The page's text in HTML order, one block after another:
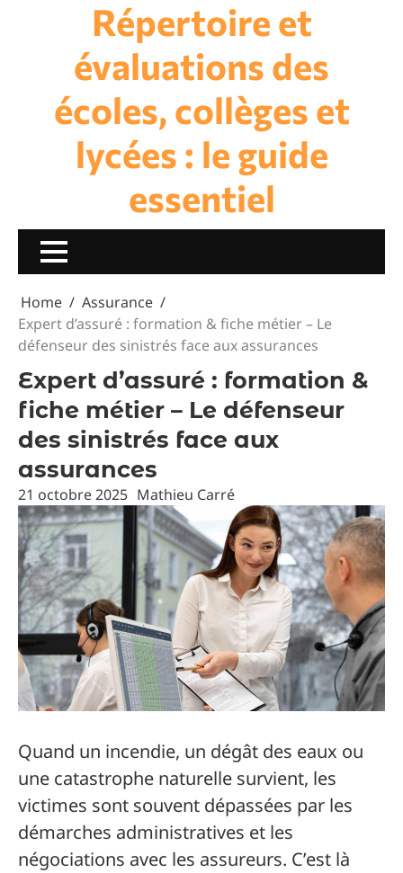
Répertoire et
évaluations des
écoles, collèges et
lycées : le guide
essentiel
Home
Assurance
Expert d’assuré : formation & fiche métier – Le
défenseur des sinistrés face aux assurances
Expert d’assuré : formation &
fiche métier – Le défenseur
des sinistrés face aux
assurances
21 octobre 2025 Mathieu Carré
Quand un incendie, un dégât des eaux ou
une catastrophe naturelle survient, les
victimes sont souvent dépassées par les
démarches administratives et les
négociations avec les assureurs. C’est là